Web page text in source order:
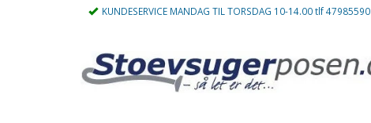
KUNDESERVICE MANDAG TIL TORSDAG 10-14.00 tlf 47985590